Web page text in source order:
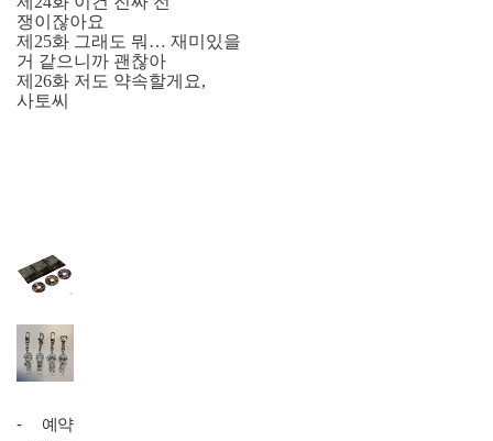
쟁이잖아요
제25화 그래도 뭐… 재미있을
거 같으니까 괜찮아
제26화 저도 약속할게요,
사토씨
- 예약